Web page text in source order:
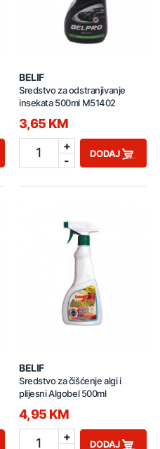
BELIF
Sredstvo za odstranjivanje
insekata 500ml M51402
3,65 KM
1
+
-
DODAJ
BELIF
Sredstvo za čišćenje algi i
plijesni Algobel 500ml
4,95 KM
1
+
DODAJ